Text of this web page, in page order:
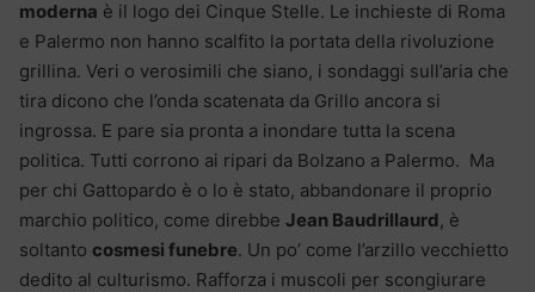
moderna è il logo dei Cinque Stelle. Le inchieste di Roma
e Palermo non hanno scalfito la portata della rivoluzione
grillina. Veri o verosimili che siano, i sondaggi sull’aria che
tira dicono che l’onda scatenata da Grillo ancora si
ingrossa. E pare sia pronta a inondare tutta la scena
politica. Tutti corrono ai ripari da Bolzano a Palermo. Ma
per chi Gattopardo è o lo è stato, abbandonare il proprio
marchio politico, come direbbe Jean Baudrillaurd, è
soltanto cosmesi funebre. Un po’ come l’arzillo vecchietto
dedito al culturismo. Rafforza i muscoli per scongiurare